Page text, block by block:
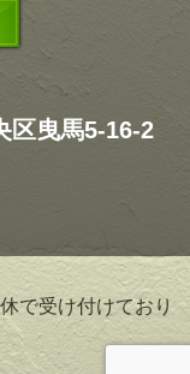
区曳馬5-16-2
で受け付けており